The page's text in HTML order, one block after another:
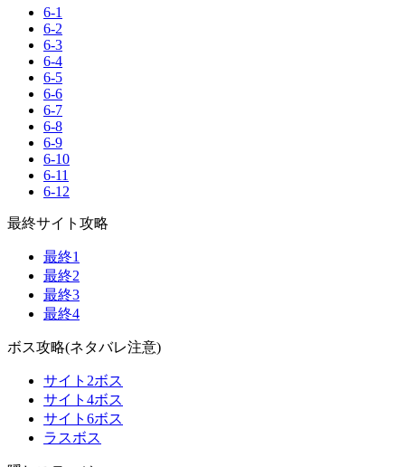
6-1
6-2
6-3
6-4
6-5
6-6
6-7
6-8
6-9
6-10
6-11
6-12
最終サイト攻略
最終1
最終2
最終3
最終4
ボス攻略(ネタバレ注意)
サイト2ボス
サイト4ボス
サイト6ボス
ラスボス